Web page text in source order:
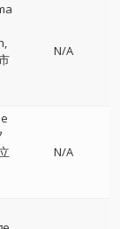
N/A
N/A